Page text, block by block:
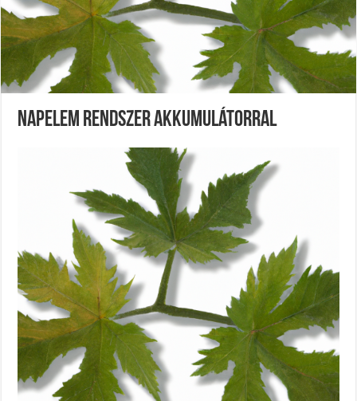
Napelem Rendszer Akkumulátorral